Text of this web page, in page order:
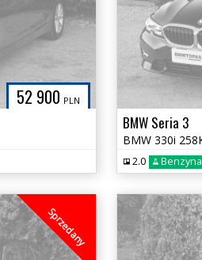
52 900 PLN
BMW Seria 3
2.0 Benzyna
Sprzedany